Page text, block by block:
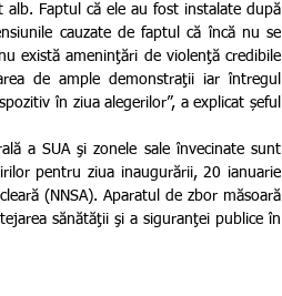
Faptul că ele au fost instalate după
cauzate de faptul că încă nu se
există ameninţări de violenţă credibile
de ample demonstraţii iar întregul
în ziua alegerilor”, a explicat șeful
a SUA şi zonele sale învecinate sunt
pentru ziua inaugurării, 20 ianuarie
(NNSA). Aparatul de zbor măsoară
sănătăţii şi a siguranţei publice în